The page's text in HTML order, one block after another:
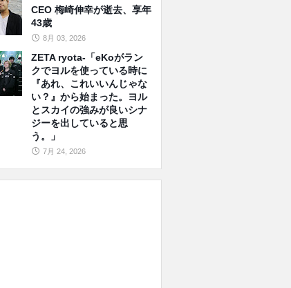
CEO 梅崎伸幸が逝去、享年
43歳
8月 03, 2026
ZETA ryota-「eKoがラン
クでヨルを使っている時に
『あれ、これいいんじゃな
い？』から始まった。ヨル
とスカイの強みが良いシナ
ジーを出していると思
う。」
7月 24, 2026